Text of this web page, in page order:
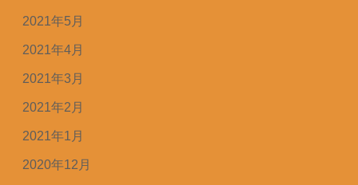
2021年5月
2021年4月
2021年3月
2021年2月
2021年1月
2020年12月